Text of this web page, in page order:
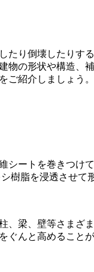
たり倒壊したりす
物の形状や構造、
ご紹介しましょう。
シートを巻きつけ
樹脂を浸透させて
、梁、壁等さまざ
ぐんと高めることが